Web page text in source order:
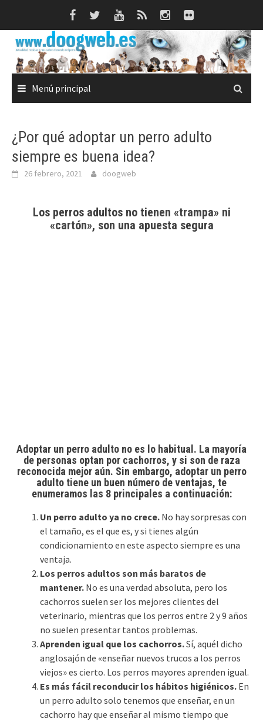
Menú principal
¿Por qué adoptar un perro adulto
siempre es buena idea?
26 febrero, 2021 doogweb
Los perros adultos no tienen «trampa» ni
«cartón», son una apuesta segura
Adoptar un perro adulto no es lo habitual. La mayoría
de personas optan por cachorros, y si son de raza
reconocida mejor aún. Sin embargo, adoptar un perro
adulto tiene un buen número de ventajas, te
enumeramos las 8 principales a continuación:
Un perro adulto ya no crece. No hay sorpresas con
el tamaño, es el que es, y si tienes algún
condicionamiento en este aspecto siempre es una
ventaja.
Los perros adultos son más baratos de
mantener. No es una verdad absoluta, pero los
cachorros suelen ser los mejores clientes del
veterinario, mientras que los perros entre 2 y 9 años
no suelen presentar tantos problemas.
Aprenden igual que los cachorros.Sí, aquél dicho
anglosajón de «enseñar nuevos trucos a los perros
viejos» es cierto. Los perros mayores aprenden igual.
Es más fácil reconducir los hábitos higiénicos. En
un perro adulto solo tenemos que enseñar, en un
cachorro hay que enseñar al mismo tiempo que